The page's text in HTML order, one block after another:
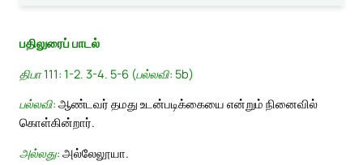
பதிலுரைப் பாடல்
திபா 111: 1-2. 3-4. 5-6 (பல்லவி: 5b)
பல்லவி: ஆண்டவர் தமது உடன்படிக்கையை என்றும் நினைவில்
கொள்கின்றார்.
அல்லது: அல்லேலூயா.